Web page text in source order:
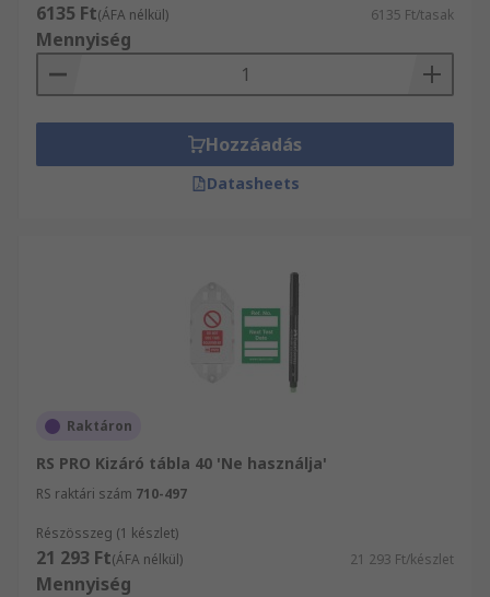
6135 Ft(ÁFA nélkül) 6135 Ft/tasak
Mennyiség
Hozzáadás
Datasheets
Raktáron
RS PRO Kizáró tábla 40 'Ne használja'
RS raktári szám 710-497
Részösszeg (1 készlet)
21 293 Ft(ÁFA nélkül) 21 293 Ft/készlet
Mennyiség